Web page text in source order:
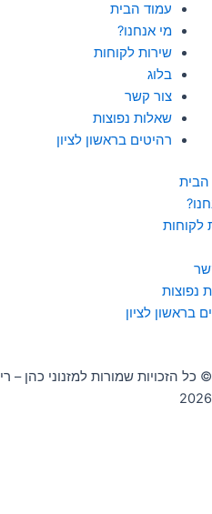
עמוד הבית
מי אנחנו?
שירות לקוחות
בלוג
צור קשר
שאלות נפוצות
רהיטים בראשון לציון
הבית
לקוחות
נפוצות
בראשון לציון
© כל הזכויות שמורות למזנוני כהן –
2026